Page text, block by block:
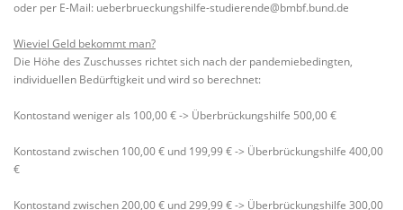
oder per E-Mail: ueberbrueckungshilfe-studierende@bmbf.bund.de
Wieviel Geld bekommt man?
Die Höhe des Zuschusses richtet sich nach der pandemiebedingten,
individuellen Bedürftigkeit und wird so berechnet:
Kontostand weniger als 100,00 € -> Überbrückungshilfe 500,00 €
Kontostand zwischen 100,00 € und 199,99 € -> Überbrückungshilfe 400,00
€
Kontostand zwischen 200,00 € und 299,99 € -> Überbrückungshilfe 300,00